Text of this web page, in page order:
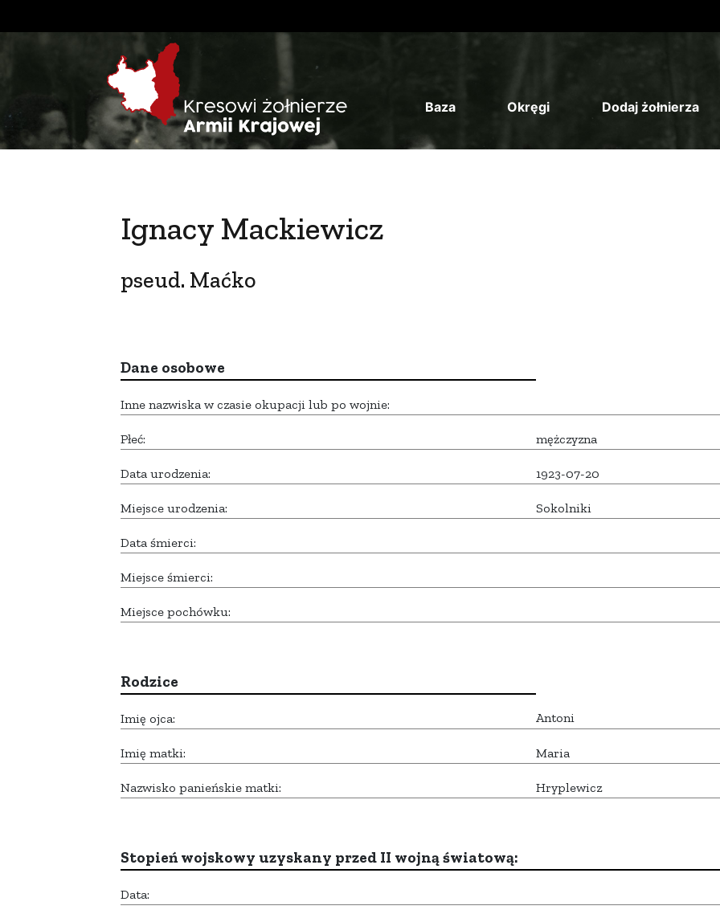
Baza Okręgi Dodaj żołnierza
Ignacy Mackiewicz
pseud. Maćko
Dane osobowe
Inne nazwiska w czasie okupacji lub po wojnie:
Płeć: mężczyzna
Data urodzenia: 1923-07-20
Miejsce urodzenia: Sokolniki
Data śmierci:
Miejsce śmierci:
Miejsce pochówku:
Rodzice
Imię ojca: Antoni
Imię matki: Maria
Nazwisko panieńskie matki: Hryplewicz
Stopień wojskowy uzyskany przed II wojną światową:
Data: